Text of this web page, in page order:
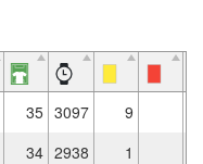
35 3097
9
34 2938
1